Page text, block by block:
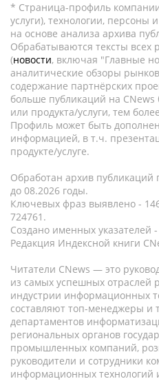
* Страница-профиль
услуги), технологии, персоны
на основе анализа архива
Обрабатываются тексты всех
(новости, включая "Главные
аналитические обзоры
содержание партнёрских
больше публикаций на
или продукта/услуги, тем
Профиль может быть
информацией, в т.ч.
продукте/услуге.
Обработан архив публикаций
до 08.2026 годы.
Ключевых фраз выявлено -
724761.
Создано именных указателей
Редакция Индексной книги
Читатели CNews — это
из самых успешных отраслей
индустрии информационных
составляют топ-менеджеры и
департаментов
региональных органов
промышленных компаний,
руководители и сотрудники
информационных технологий